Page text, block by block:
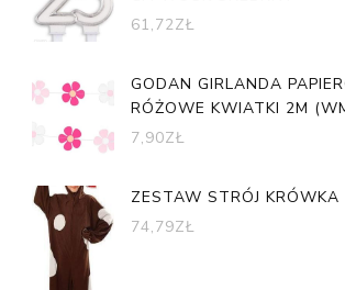
61,72ZŁ
GODAN GIRLANDA
RÓŻOWE KWIATKI 2M
7,90ZŁ
ZESTAW STRÓJ
74,79ZŁ